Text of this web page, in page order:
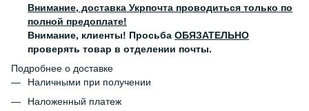
Внимание, доставка Укрпочта проводиться только по
полной предоплате!
Внимание, клиенты! Просьба ОБЯЗАТЕЛЬНО
проверять товар в отделении почты.
Подробнее о доставке
Наличными при получении
Наложенный платеж